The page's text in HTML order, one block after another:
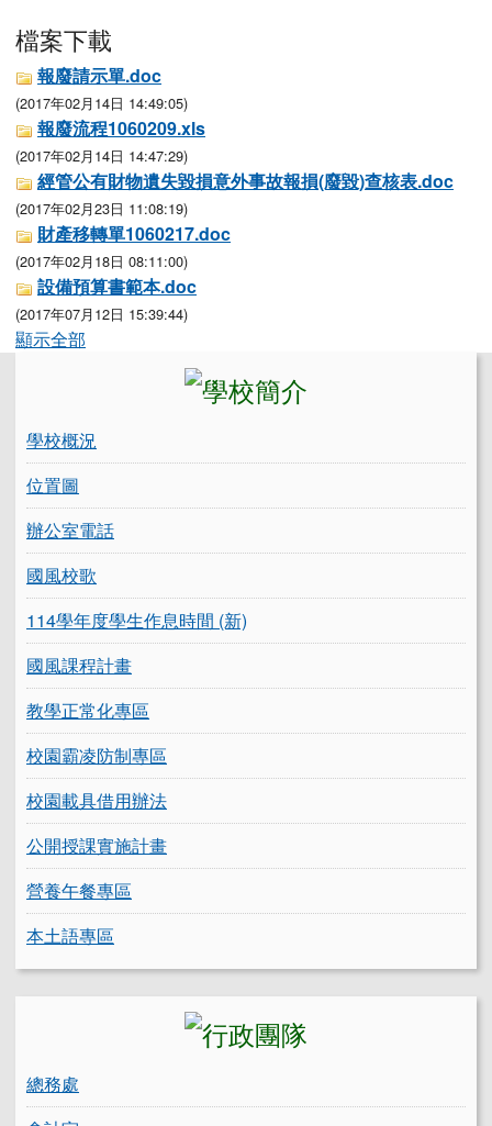
檔案下載
報廢請示單.doc
(2017年02月14日 14:49:05)
報廢流程1060209.xls
(2017年02月14日 14:47:29)
經管公有財物遺失毀損意外事故報損(廢毀)查核表.doc
(2017年02月23日 11:08:19)
財產移轉單1060217.doc
(2017年02月18日 08:11:00)
設備預算書範本.doc
(2017年07月12日 15:39:44)
顯示全部
學校概況
位置圖
辦公室電話
國風校歌
114學年度學生作息時間 (新)
國風課程計畫
教學正常化專區
校園霸凌防制專區
校園載具借用辦法
公開授課實施計畫
營養午餐專區
本土語專區
總務處